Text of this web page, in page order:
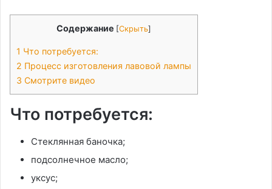
Содержание [Скрыть]
1 Что потребуется:
2 Процесс изготовления лавовой лампы
3 Смотрите видео
Что потребуется:
Стеклянная баночка;
подсолнечное масло;
уксус;